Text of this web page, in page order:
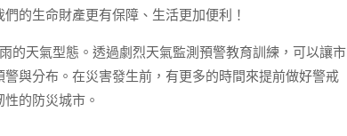
的生命財產更有保障、生活更加便利！
的天氣型態。透過劇烈天氣監測預警教育訓練，可以讓市
與分布。在災害發生前，有更多的時間來提前做好警戒
的防災城市。